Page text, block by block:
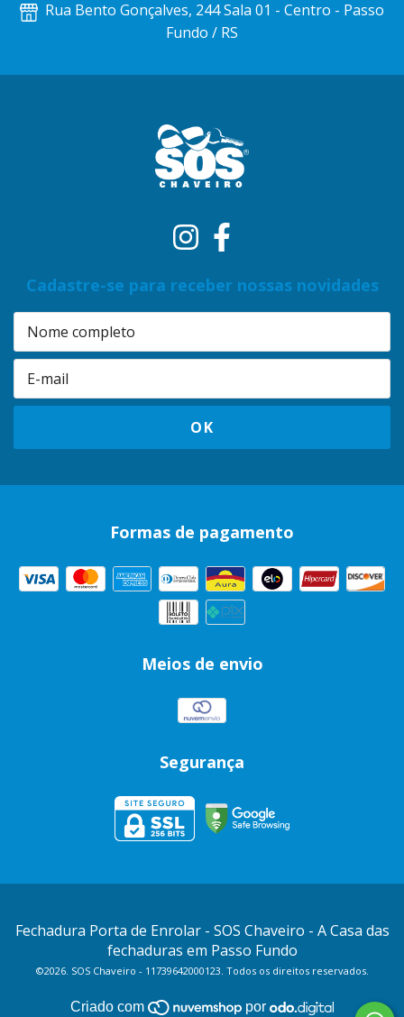
Rua Bento Gonçalves, 244 Sala 01 - Centro - Passo
Fundo / RS
Cadastre-se para receber nossas novidades
Formas de pagamento
Meios de envio
Segurança
Fechadura Porta de Enrolar - SOS Chaveiro - A Casa das
fechaduras em Passo Fundo
©2026. SOS Chaveiro - 11739642000123. Todos os direitos reservados.
Criado com por